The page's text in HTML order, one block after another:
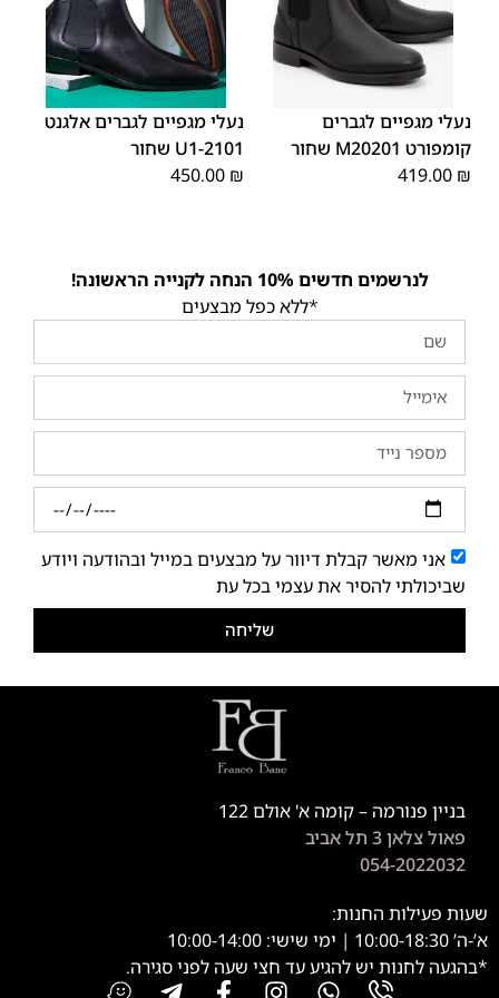
40
41
42
43
נעלי מגפיים לגברים
קומפורט M20201 שחור
419.00 ₪
39
42
43
44
45
46
נעלי מגפיים לגברים אלגנט
2101-U1 שחור
450.00 ₪
לנרשמים חדשים 10% הנחה לקנייה הראשונה!
*ללא כפל מבצעים
אני מאשר קבלת דיוור על מבצעים במייל ובהודעה ויודע
שביכולתי להסיר את עצמי בכל עת
שליחה
בניין פנורמה – קומה א' אולם 122
פאול צלאן 3 תל אביב
054-2022032
שעות פעילות החנות:
א’-ה’ 10:00-18:30 | ימי שישי: 10:00-14:00
*בהגעה לחנות יש להגיע עד חצי שעה לפני סגירה.